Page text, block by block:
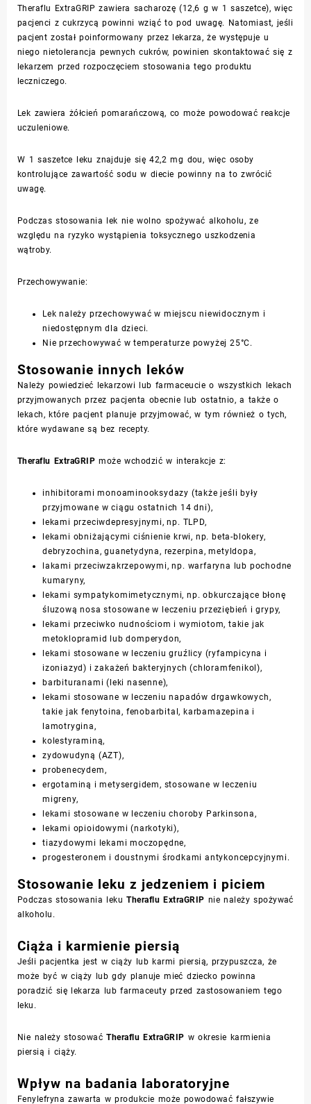
Theraflu ExtraGRIP zawiera sacharozę (12,6 g w 1 saszetce), więc
pacjenci z cukrzycą powinni wziąć to pod uwagę. Natomiast, jeśli
pacjent został poinformowany przez lekarza, że występuje u
niego nietolerancja pewnych cukrów, powinien skontaktować się z
lekarzem przed rozpoczęciem stosowania tego produktu
leczniczego.
Lek zawiera żółcień pomarańczową, co może powodować reakcje
uczuleniowe.
W 1 saszetce leku znajduje się 42,2 mg dou, więc osoby
kontrolujące zawartość sodu w diecie powinny na to zwrócić
uwagę.
Podczas stosowania lek nie wolno spożywać alkoholu, ze
względu na ryzyko wystąpienia toksycznego uszkodzenia
wątroby.
Przechowywanie:
Lek należy przechowywać w miejscu niewidocznym i
niedostępnym dla dzieci.
Nie przechowywać w temperaturze powyżej 25°C.
Stosowanie innych leków
Należy powiedzieć lekarzowi lub farmaceucie o wszystkich lekach
przyjmowanych przez pacjenta obecnie lub ostatnio, a także o
lekach, które pacjent planuje przyjmować, w tym również o tych,
które wydawane są bez recepty.
Theraflu ExtraGRIP może wchodzić w interakcje z:
inhibitorami monoaminooksydazy (także jeśli były
przyjmowane w ciągu ostatnich 14 dni),
lekami przeciwdepresyjnymi, np. TLPD,
lekami obniżającymi ciśnienie krwi, np. beta-blokery,
debryzochina, guanetydyna, rezerpina, metyldopa,
lakami przeciwzakrzepowymi, np. warfaryna lub pochodne
kumaryny,
lekami sympatykomimetycznymi, np. obkurczające błonę
śluzową nosa stosowane w leczeniu przeziębień i grypy,
lekami przeciwko nudnościom i wymiotom, takie jak
metoklopramid lub domperydon,
lekami stosowane w leczeniu gruźlicy (ryfampicyna i
izoniazyd) i zakażeń bakteryjnych (chloramfenikol),
barbituranami (leki nasenne),
lekami stosowane w leczeniu napadów drgawkowych,
takie jak fenytoina, fenobarbital, karbamazepina i
lamotrygina,
kolestyraminą,
zydowudyną (AZT),
probenecydem,
ergotaminą i metysergidem, stosowane w leczeniu
migreny,
lekami stosowane w leczeniu choroby Parkinsona,
lekami opioidowymi (narkotyki),
tiazydowymi lekami moczopędne,
progesteronem i doustnymi środkami antykoncepcyjnymi.
Stosowanie leku z jedzeniem i piciem
Podczas stosowania lekuTheraflu ExtraGRIP nie należy spożywać
alkoholu.
Ciąża i karmienie piersią
Jeśli pacjentka jest w ciąży lub karmi piersią, przypuszcza, że
może być w ciąży lub gdy planuje mieć dziecko powinna
poradzić się lekarza lub farmaceuty przed zastosowaniem tego
leku.
Nie należy stosowaćTheraflu ExtraGRIP w okresie karmienia
piersią i ciąży.
Wpływ na badania laboratoryjne
Fenylefryna zawarta w produkcie może powodować fałszywie